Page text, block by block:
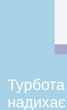
надихає